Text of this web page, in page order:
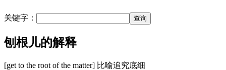
关键字：
刨根儿的解释
[get to the root of the matter] 比喻追究底细